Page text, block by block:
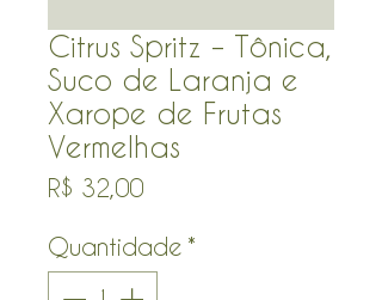
Citrus Spritz – Tônica,
Suco de Laranja e
Xarope de Frutas
Vermelhas
R$ 32,00Preço
Quantidade *